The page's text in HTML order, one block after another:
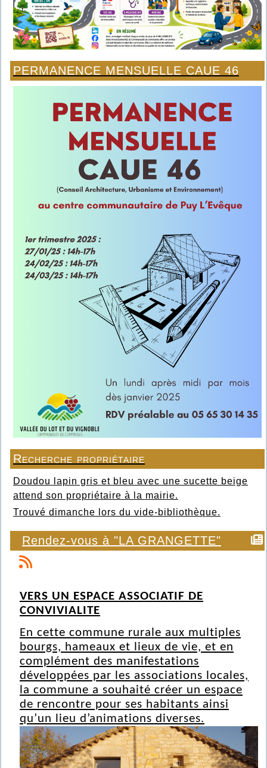
PERMANENCE MENSUELLE CAUE 46
Recherche propriétaire
Doudou lapin gris et bleu avec une sucette beige
attend son propriétaire à la mairie.
Trouvé dimanche lors du vide-bibliothèque.
Rendez-vous à "LA GRANGETTE"
VERS UN ESPACE ASSOCIATIF DE
CONVIVIALITE
En cette commune rurale aux multiples
bourgs, hameaux et lieux de vie, et en
complément des manifestations
développées par les associations locales,
la commune a souhaité créer un espace
de rencontre pour ses habitants ainsi
qu’un lieu d’animations diverses.